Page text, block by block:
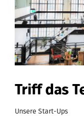
Triff das
Unsere Start-Ups